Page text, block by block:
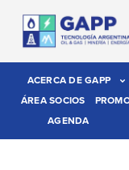
ACERCA DE GAPP
ÁREA SOCIOS
AGENDA